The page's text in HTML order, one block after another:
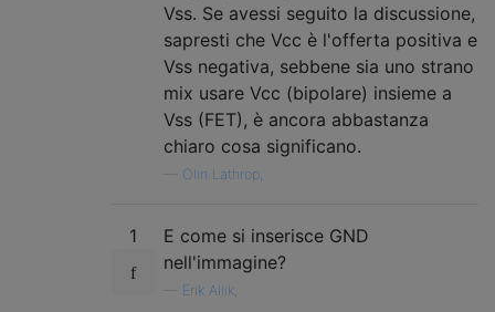
Vss. Se avessi seguito la discussione,
sapresti che Vcc è l'offerta positiva e
Vss negativa, sebbene sia uno strano
mix usare Vcc (bipolare) insieme a
Vss (FET), è ancora abbastanza
chiaro cosa significano.
Olin Lathrop,
1
E come si inserisce GND
nell'immagine?
Erik Allik,